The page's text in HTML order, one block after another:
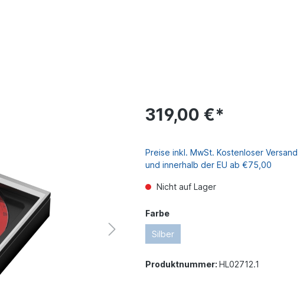
319,00 €*
Preise inkl. MwSt. Kostenloser
und innerhalb der EU ab €75,00
Nicht auf Lager
Farbe
Silber
Produktnummer: HL02712.1